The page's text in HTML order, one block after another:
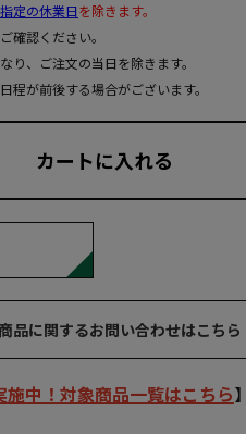
定の休業日を除きます。
確認ください。
、ご注文の当日を除きます。
が前後する場合がございます。
カートに入れる
品に関するお問い合わせはこちら
中！対象商品一覧はこちら】